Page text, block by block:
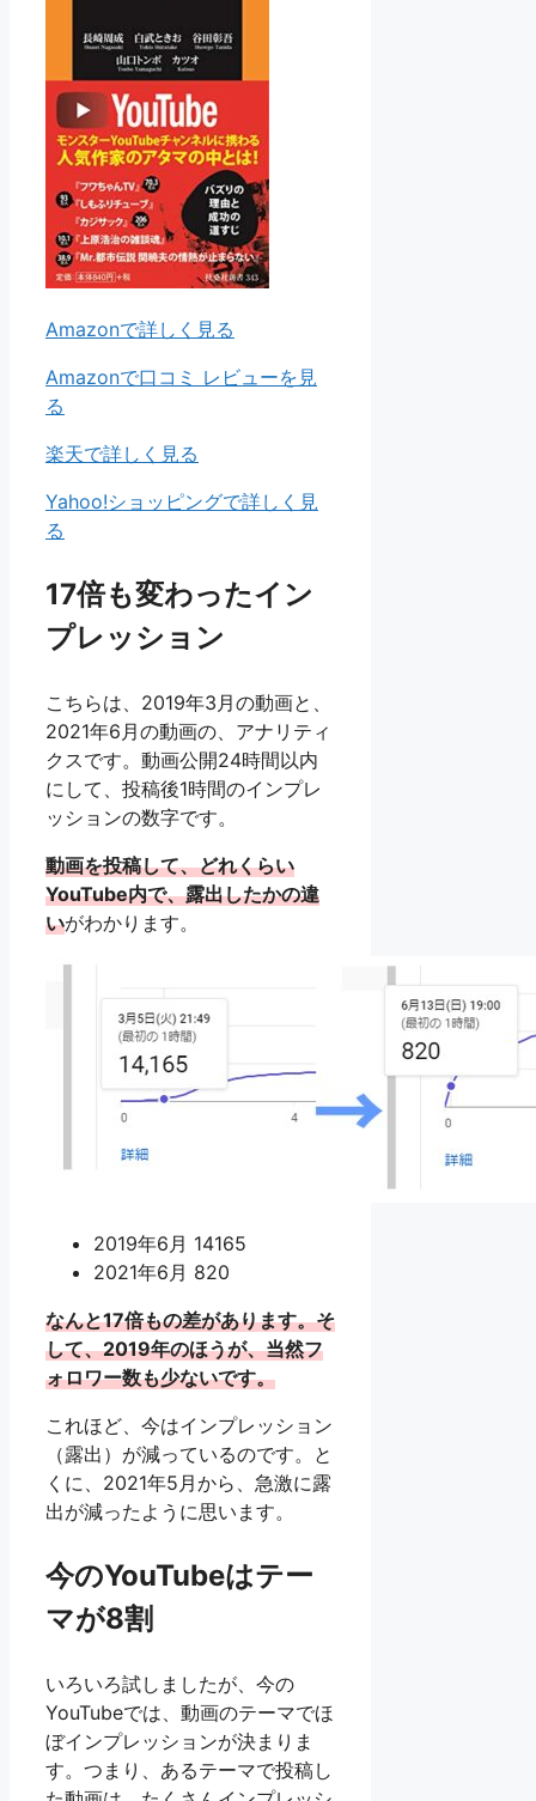
Amazonで詳しく見る
Amazonで口コミ レビューを見
る
楽天で詳しく見る
Yahoo!ショッピングで詳しく見
る
17倍も変わったイン
プレッション
こちらは、2019年3月の動画と、
2021年6月の動画の、アナリティ
クスです。動画公開24時間以内
にして、投稿後1時間のインプレ
ッションの数字です。
動画を投稿して、どれくらい
YouTube内で、露出したかの違
いがわかります。
2019年6月 14165
2021年6月 820
なんと17倍もの差があります。そ
して、2019年のほうが、当然フ
ォロワー数も少ないです。
これほど、今はインプレッション
（露出）が減っているのです。と
くに、2021年5月から、急激に露
出が減ったように思います。
今のYouTubeはテー
マが8割
いろいろ試しましたが、今の
YouTubeでは、動画のテーマでほ
ぼインプレッションが決まりま
す。つまり、あるテーマで投稿し